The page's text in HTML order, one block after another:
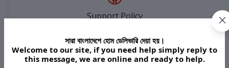
Support Policy
সারা বাংলাদেশে হোম ডেলিভারি দেয়া হয়।
Welcome to our site, if you need help simply reply to
this message, we are online and ready to help.